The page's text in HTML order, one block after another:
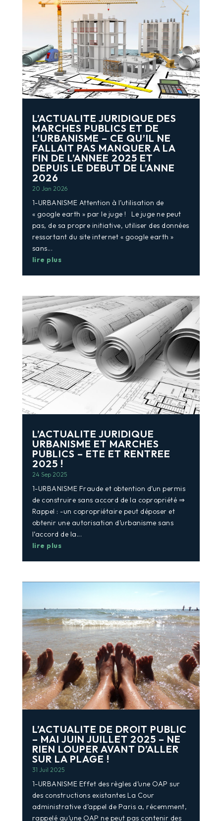
L’ACTUALITE JURIDIQUE DES
MARCHES PUBLICS ET DE
L’URBANISME – CE QU’IL NE
FALLAIT PAS MANQUER A LA
FIN DE L’ANNEE 2025 ET
DEPUIS LE DEBUT DE L’ANNE
2026
20 Jan 2026
1-URBANISME Attention à l’utilisation de
« google earth » par le juge ! Le juge ne peut
pas, de sa propre initiative, utiliser des données
ressortant du site internet « google earth »
sans...
lire plus
L’ACTUALITE JURIDIQUE
URBANISME ET MARCHES
PUBLICS – ETE ET RENTREE
2025 !
24 Sep 2025
1-URBANISME Fraude et obtention d’un permis
de construire sans accord de la copropriété ⇒
Rappel : -un copropriétaire peut déposer et
obtenir une autorisation d’urbanisme sans
l’accord de la...
lire plus
L’ACTUALITE DE DROIT PUBLIC
– MAI JUIN JUILLET 2025 – NE
RIEN LOUPER AVANT D’ALLER
SUR LA PLAGE !
31 Juil 2025
1-URBANISME Effet des règles d’une OAP sur
des constructions existantes La Cour
administrative d’appel de Paris a, récemment,
rappelé qu’une OAP ne peut pas contenir des